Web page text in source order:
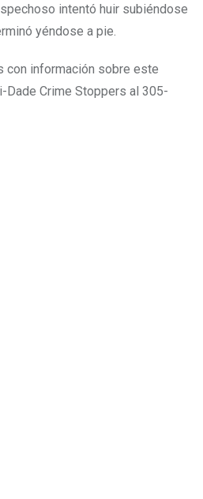
intentó huir subiéndose
yéndose a pie.
con información sobre este
Dade Crime Stoppers al 305-